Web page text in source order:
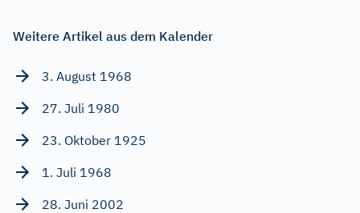
Weitere Artikel aus dem Kalender
3. August 1968
27. Juli 1980
23. Oktober 1925
1. Juli 1968
28. Juni 2002